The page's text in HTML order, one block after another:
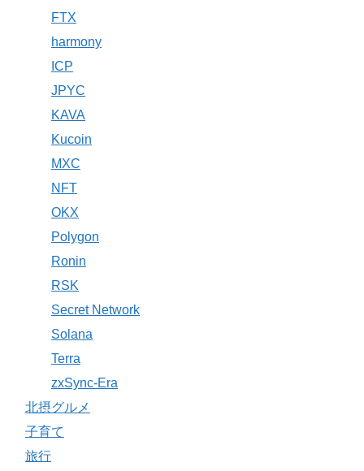
FTX
harmony
ICP
JPYC
KAVA
Kucoin
MXC
NFT
OKX
Polygon
Ronin
RSK
Secret Network
Solana
Terra
zxSync-Era
北摂グルメ
子育て
旅行